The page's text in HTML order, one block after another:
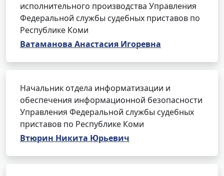
исполнительного производства Управления
Федеральной службы судебных приставов по
Республике Коми
Ватаманова Анастасия Игоревна
Начальник отдела информатизации и
обеспечения информационной безопасности
Управления Федеральной службы судебных
приставов по Республике Коми
Втюрин Никита Юрьевич